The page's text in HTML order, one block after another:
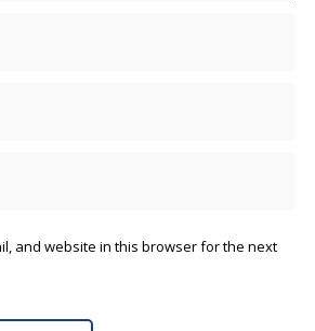
and website in this browser for the next